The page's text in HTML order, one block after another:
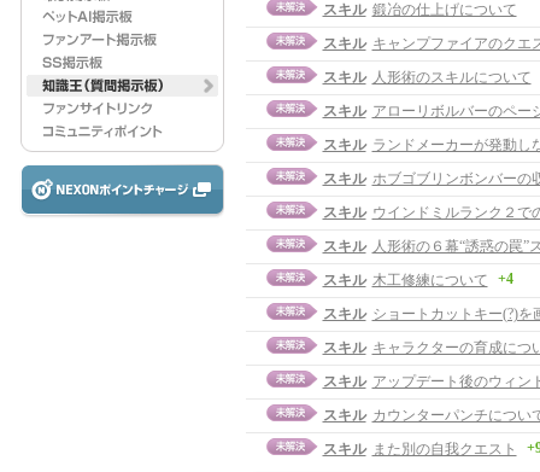
スキル 鍛冶の仕上げについて
スキル キャンプファイアのクエ
スキル 人形術のスキルについて
スキル アローリボルバーのペー
スキル ランドメーカーが発動し
スキル ホブゴブリンボンバーの
スキル ウインドミルランク２で
スキル 人形術の６幕“誘惑の罠”
スキル 木工修練について +4
スキル ショートカットキー(?)を
スキル キャラクターの育成につ
スキル アップデート後のウィン
スキル カウンターパンチについ
スキル また別の自我クエスト